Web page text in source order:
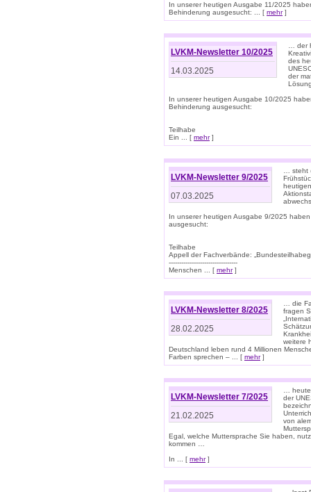
In unserer heutigen Ausgabe 11/2025
Behinderung ausgesucht: ... [ mehr]
LVKM-Newsletter 10/2025
14.03.2025
… der
des
der
In unserer heutigen Ausgabe 10/2025
Behinderung ausgesucht:
Teilhabe
Ein ... [ mehr]
LVKM-Newsletter 9/2025
07.03.2025
… steht
In unserer heutigen Ausgabe 9/2025
ausgesucht:
Teilhabe
Appell der Fachverbände:
---------------------------------
Menschen ... [ mehr]
LVKM-Newsletter 8/2025
28.02.2025
… die
fragen
weitere
Deutschland leben rund 4 Millionen
Farben sprechen – ... [ mehr]
LVKM-Newsletter 7/2025
21.02.2025
…
der
von
Egal, welche Muttersprache Sie haben,
kommen …
In ... [ mehr]